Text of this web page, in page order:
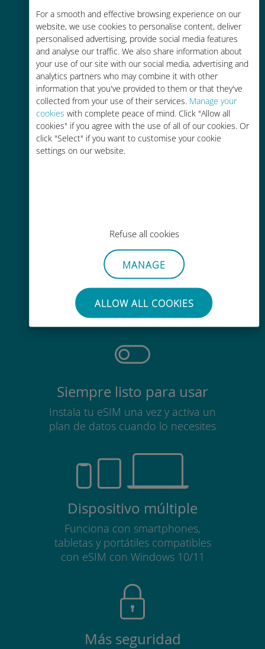
For a smooth and effective browsing experience on our
website, we use cookies to personalise content, deliver
personalised advertising, provide social media features
and analyse our traffic. We also share information about
your use of our site with our social media, advertising and
analytics partners who may combine it with other
information that you've provided to them or that they've
collected from your use of their services. Manage your
cookies with complete peace of mind. Click "Allow all
cookies" if you agree with the use of all of our cookies. Or
click "Select" if you want to customise your cookie
settings on our website.
Refuse all cookies
MANAGE
ALLOW ALL COOKIES
Rentable
Hasta un 90% más barato que los
costes de itinerancia con su
operador actual
Fácil recarga
Sin esfuerzo
No es necesario retirar la tarjeta
SIM
Siempre listo para usar
Instala tu eSIM una vez y activa un
plan de datos cuando lo necesites
Dispositivo múltiple
Funciona con smartphones,
tabletas y portátiles compatibles
con eSIM con Windows 10/11
Más seguridad